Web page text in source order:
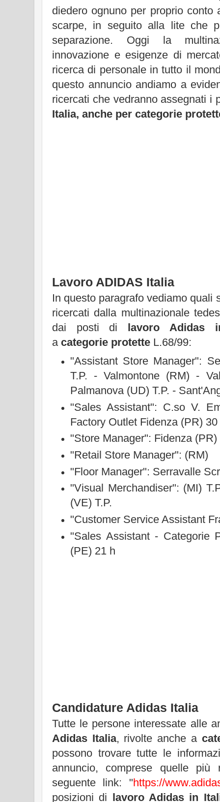
diedero ognuno per proprio conto
scarpe, in seguito alla lite che
separazione. Oggi la
innovazione e esigenze di
ricerca di personale in tutto il
questo annuncio andiamo a
ricercati che vedranno assegnati i
Italia, anche per categorie
Lavoro ADIDAS Italia
In questo paragrafo vediamo quali
ricercati dalla multinazionale
dai posti di
lavoro Adidas
a categorie protette L.68/99:
"Assistant Store Manager":
T.P. - Valmontone (RM) -
Palmanova (UD) T.P. -
"Sales Assistant": C.so V.
Factory Outlet Fidenza (PR)
"Store Manager": Fidenza
"Retail Store Manager": (RM)
"Floor Manager": Serravalle
"Visual Merchandiser": (MI)
(VE) T.P.
"Customer Service Assistant
"Sales Assistant - Categorie
(PE) 21 h
Candidature Adidas Italia
Tutte le persone interessate alle
Adidas Italia, rivolte anche a
possono trovare tutte le
annuncio, comprese quelle più
seguente link: "https://
posizioni di lavoro Adidas in